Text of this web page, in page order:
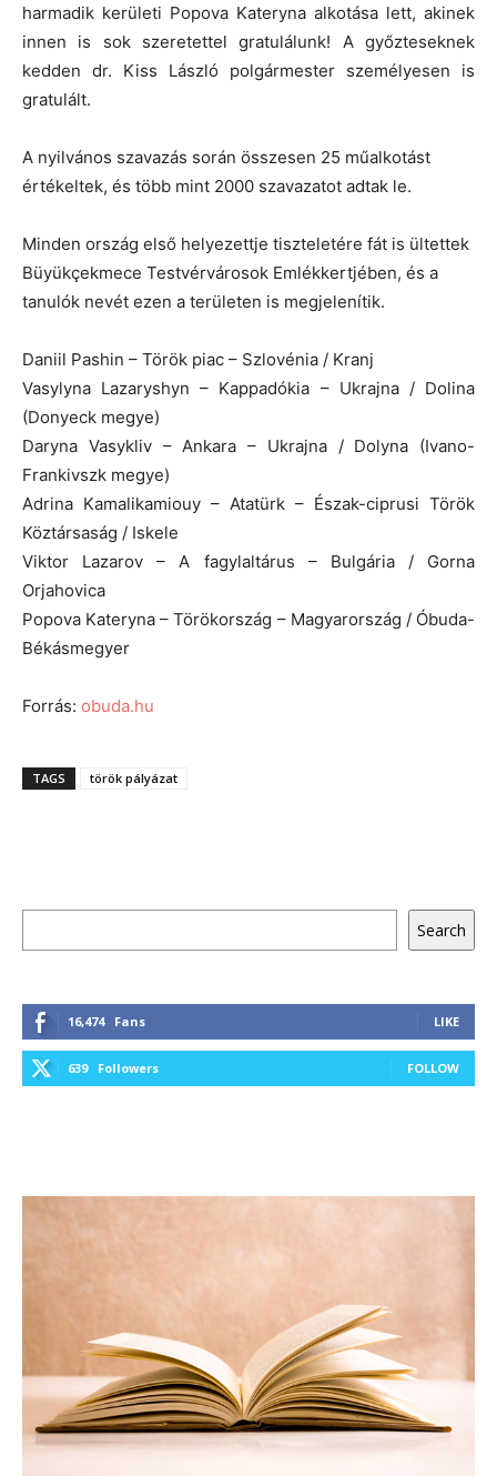
harmadik kerületi Popova Kateryna alkotása lett, akinek
innen is sok szeretettel gratulálunk! A győzteseknek
kedden dr. Kiss László polgármester személyesen is
gratulált.
A nyilvános szavazás során összesen 25 műalkotást
értékeltek, és több mint 2000 szavazatot adtak le.
Minden ország első helyezettje tiszteletére fát is ültettek
Büyükçekmece Testvérvárosok Emlékkertjében, és a
tanulók nevét ezen a területen is megjelenítik.
Daniil Pashin – Török piac – Szlovénia / Kranj
Vasylyna Lazaryshyn – Kappadókia – Ukrajna / Dolina
(Donyeck megye)
Daryna Vasykliv – Ankara – Ukrajna / Dolyna (Ivano-
Frankivszk megye)
Adrina Kamalikamiouy – Atatürk – Észak-ciprusi Török
Köztársaság / Iskele
Viktor Lazarov – A fagylaltárus – Bulgária / Gorna
Orjahovica
Popova Kateryna – Törökország – Magyarország / Óbuda-
Békásmegyer
Forrás: obuda.hu
TAGS török pályázat
Search
16,474 Fans LIKE
639 Followers FOLLOW